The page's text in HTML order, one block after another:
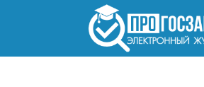
ГЛАВНАЯО ЗАКУПКАХ ПО